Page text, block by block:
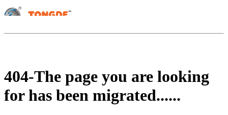
404-The page you are looking
for has been migrated......